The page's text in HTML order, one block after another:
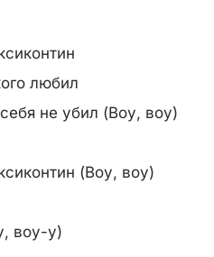
любил
не убил (Воу, воу)
(Воу, воу)
воу-у)